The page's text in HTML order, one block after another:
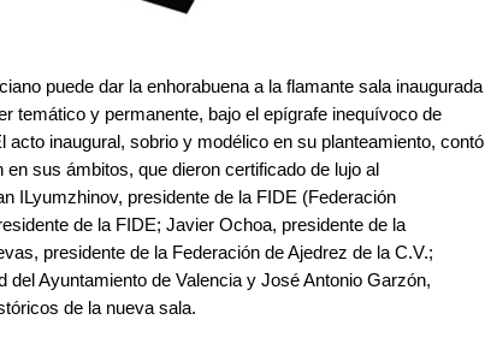
puede dar la enhorabuena a la flamante sala inaugurada
temático y permanente, bajo el epígrafe inequívoco de
acto inaugural, sobrio y modélico en su planteamiento, contó
sus ámbitos, que dieron certificado de lujo al
ILyumzhinov, presidente de la FIDE (Federación
de la FIDE; Javier Ochoa, presidente de la
presidente de la Federación de Ajedrez de la C.V.;
Ayuntamiento de Valencia y José Antonio Garzón,
de la nueva sala.